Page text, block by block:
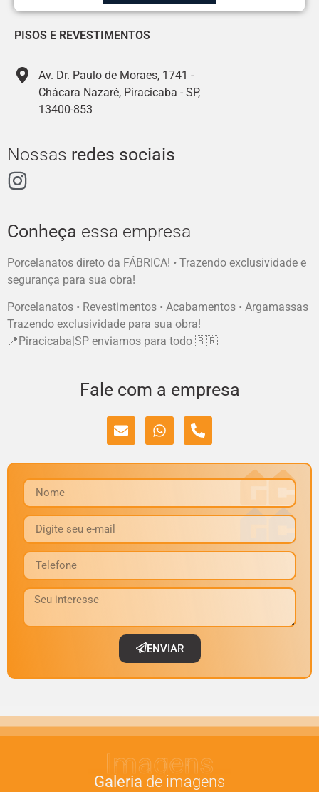
PISOS E REVESTIMENTOS
Av. Dr. Paulo de Moraes, 1741 -
Chácara Nazaré, Piracicaba - SP,
13400-853
Nossas redes sociais
Conheça essa empresa
Porcelanatos direto da FÁBRICA! • Trazendo exclusividade e
segurança para sua obra!
Porcelanatos • Revestimentos • Acabamentos • Argamassas
Trazendo exclusividade para sua obra!
📍Piracicaba|SP enviamos para todo 🇧🇷
Fale com a empresa
ENVIAR
Imagens
Galeria de imagens